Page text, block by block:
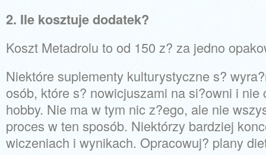
2. Ile kosztuje dodatek?
Koszt Metadrolu to od 150 z? za jedno
Niektóre suplementy kulturystyczne s?
osób, które s? nowicjuszami na si?owni i nie
hobby. Nie ma w tym nic z?ego, ale nie
proces w ten sposób. Niektórzy bardziej
wiczeniach i wynikach. Opracowuj? plany